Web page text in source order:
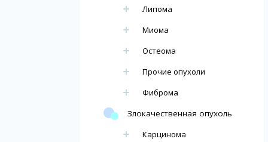
Липома
Миома
Остеома
Прочие опухоли
Фиброма
Злокачественная опухоль
Карцинома